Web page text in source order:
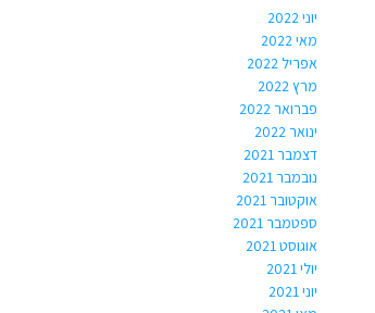
יוני 2022
מאי 2022
אפריל 2022
מרץ 2022
פברואר 2022
ינואר 2022
דצמבר 2021
נובמבר 2021
אוקטובר 2021
ספטמבר 2021
אוגוסט 2021
יולי 2021
יוני 2021